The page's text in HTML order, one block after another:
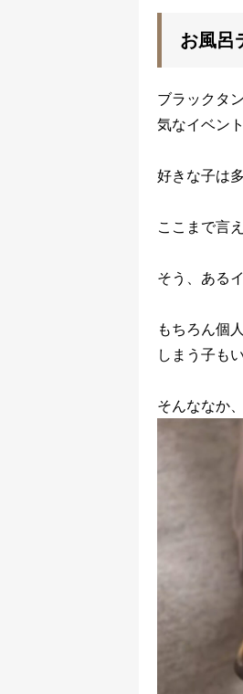
お風呂
ブラックタ
気なイベント
好きな子は
ここまで言
そう、ある
もちろん個
しまう子も
そんななか